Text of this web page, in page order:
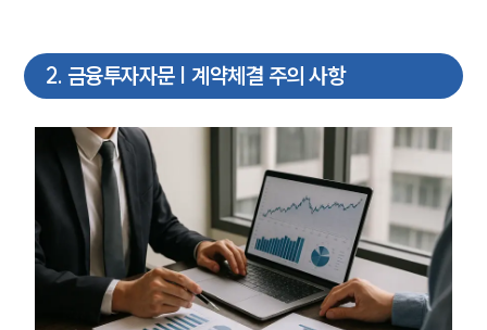
2. 금융투자자문 | 계약체결 주의 사항